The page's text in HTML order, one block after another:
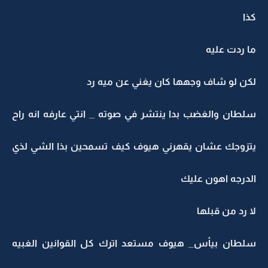
كذا
ما ردت عليه
لكن لو شاف وجهها كان يغني عن ميه رد
سلطان والغضب بدا ينتشر في صوته _ انتي عارفه انه راح
يتزوجك عشان يقهرني هيوف كيف تسمحين بذا الشي لذي
الدرجه اهون عليك
لا رد من قبلها
سلطان بيأس_ هيوف مستعد اترك كل القوانين الغبيه